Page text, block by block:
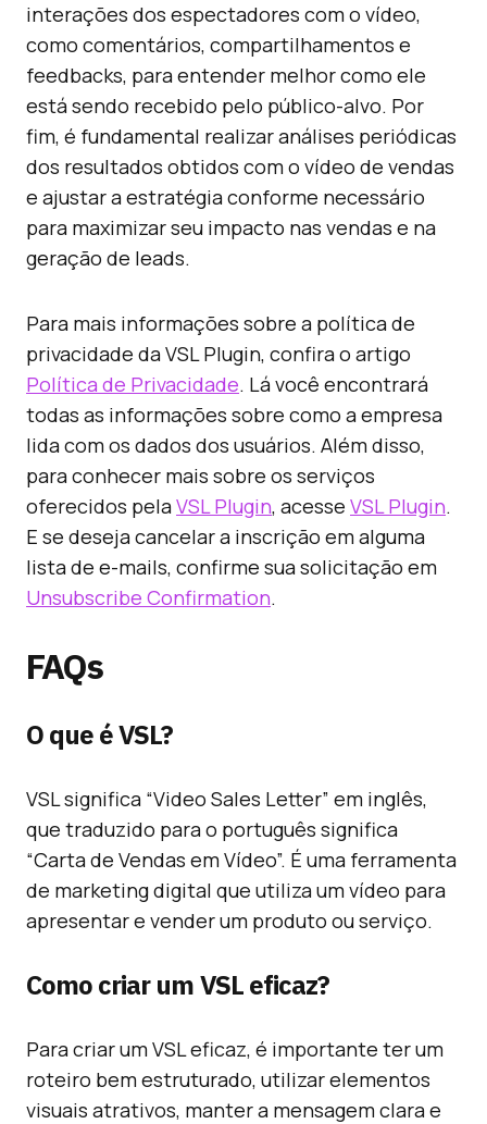
interações dos espectadores com o vídeo,
como comentários, compartilhamentos e
feedbacks, para entender melhor como ele
está sendo recebido pelo público-alvo. Por
fim, é fundamental realizar análises periódicas
dos resultados obtidos com o vídeo de vendas
e ajustar a estratégia conforme necessário
para maximizar seu impacto nas vendas e na
geração de leads.
Para mais informações sobre a política de
privacidade da VSL Plugin, confira o artigo
Política de Privacidade. Lá você encontrará
todas as informações sobre como a empresa
lida com os dados dos usuários. Além disso,
para conhecer mais sobre os serviços
oferecidos pelaVSL Plugin, acesse VSL Plugin.
E se deseja cancelar a inscrição em alguma
lista de e-mails, confirme sua solicitação em
Unsubscribe Confirmation.
FAQs
O que é VSL?
VSL significa “Video Sales Letter” em inglês,
que traduzido para o português significa
“Carta de Vendas em Vídeo”. É uma ferramenta
de marketing digital que utiliza um vídeo para
apresentar e vender um produto ou serviço.
Como criar um VSL eficaz?
Para criar um VSL eficaz, é importante ter um
roteiro bem estruturado, utilizar elementos
visuais atrativos, manter a mensagem clara e